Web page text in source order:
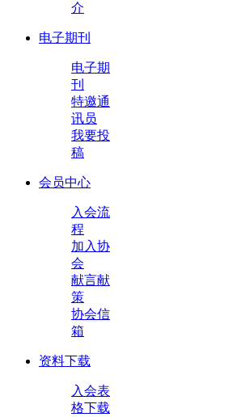
介
电子期刊
电子期
刊
特邀通
讯员
我要投
稿
会员中心
入会流
程
加入协
会
献言献
策
协会信
箱
资料下载
入会表
格下载